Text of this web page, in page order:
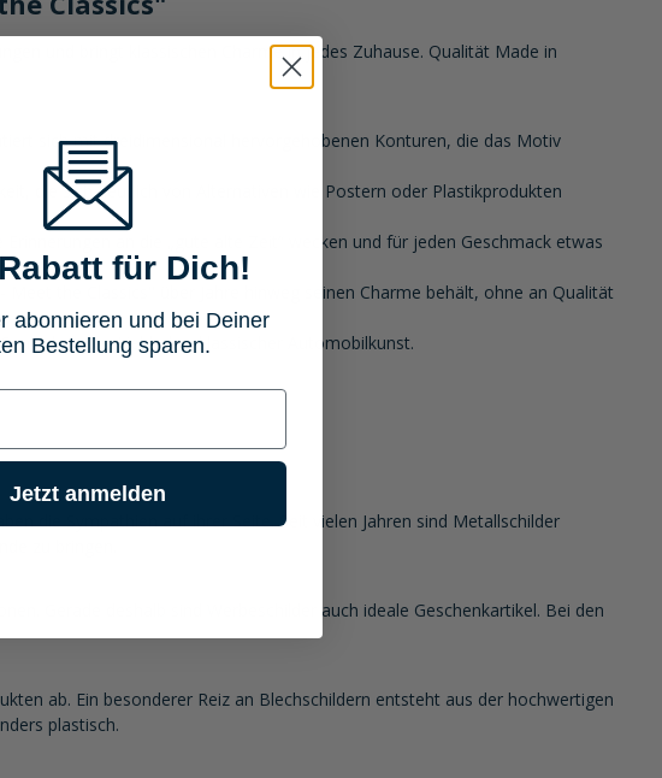
und bringt klassischen Charme in jedes Zuhause. Qualität Made in
sich mit dreidimensional hervorgehobenen Konturen, die das Motiv
die sich deutlich von Alternativen wie Postern oder Plastikprodukten
an die „gute alte Zeit“ wecken und für jeden Geschmack etwas
the Classics" über Jahre hinweg seinen Charme behält, ohne an Qualität
oder Liebhaber klassischer Automobilkunst.
die Sympathien auf ihrer Seite. Seit vielen Jahren sind Metallschilder
zu bringen.
Gerade deshalb sind Werbeschilder auch ideale Geschenkartikel. Bei den
ab. Ein besonderer Reiz an Blechschildern entsteht aus der hochwertigen
plastisch.
für Dich!
abonnieren und bei Deiner
Bestellung sparen.
Jetzt anmelden